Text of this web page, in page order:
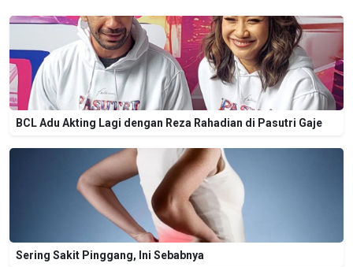
BCL Adu Akting Lagi dengan Reza Rahadian di Pasutri Gaje
Sering Sakit Pinggang, Ini Sebabnya